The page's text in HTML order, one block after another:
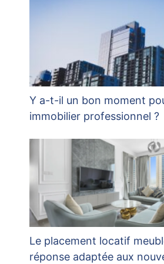
Y a-t-il un bon moment
immobilier professionnel ?
Le placement locatif
réponse adaptée aux